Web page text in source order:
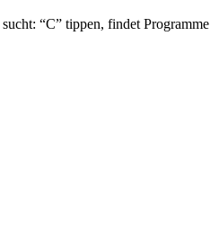
“C” tippen, findet Programme